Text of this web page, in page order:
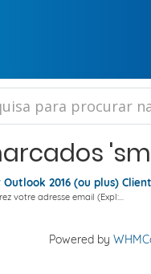
2016 (ou plus)
votre adresse email (Expl:...
Powered by